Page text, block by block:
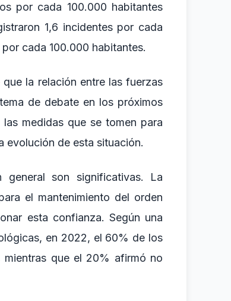
por cada 100.000 habitantes
1,6 incidentes por cada
cada 100.000 habitantes.
la relación entre las fuerzas
de debate en los próximos
medidas que se tomen para
evolución de esta situación.
general son significativas. La
el mantenimiento del orden
esta confianza. Según una
en 2022, el 60% de los
mientras que el 20% afirmó no